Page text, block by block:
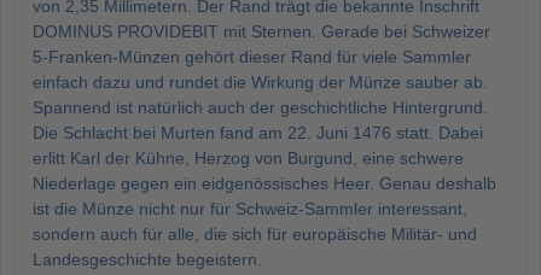
von 2,35 Millimetern. Der Rand trägt die bekannte Inschrift
DOMINUS PROVIDEBIT mit Sternen. Gerade bei Schweizer
5-Franken-Münzen gehört dieser Rand für viele Sammler
einfach dazu und rundet die Wirkung der Münze sauber ab.
Spannend ist natürlich auch der geschichtliche Hintergrund.
Die Schlacht bei Murten fand am 22. Juni 1476 statt. Dabei
erlitt Karl der Kühne, Herzog von Burgund, eine schwere
Niederlage gegen ein eidgenössisches Heer. Genau deshalb
ist die Münze nicht nur für Schweiz-Sammler interessant,
sondern auch für alle, die sich für europäische Militär- und
Landesgeschichte begeistern.